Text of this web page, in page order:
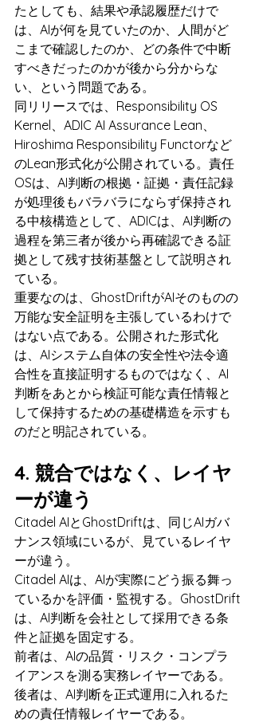
たとしても、結果や承認履歴だけで
は、AIが何を見ていたのか、人間がど
こまで確認したのか、どの条件で中断
すべきだったのかが後から分からな
い、という問題である。
同リリースでは、Responsibility OS
Kernel、ADIC AI Assurance Lean、
Hiroshima Responsibility Functorなど
のLean形式化が公開されている。責任
OSは、AI判断の根拠・証拠・責任記録
が処理後もバラバラにならず保持され
る中核構造として、ADICは、AI判断の
過程を第三者が後から再確認できる証
拠として残す技術基盤として説明され
ている。
重要なのは、GhostDriftがAIそのものの
万能な安全証明を主張しているわけで
はない点である。公開された形式化
は、AIシステム自体の安全性や法令適
合性を直接証明するものではなく、AI
判断をあとから検証可能な責任情報と
して保持するための基礎構造を示すも
のだと明記されている。
4. 競合ではなく、レイヤ
ーが違う
Citadel AIとGhostDriftは、同じAIガバ
ナンス領域にいるが、見ているレイヤ
ーが違う。
Citadel AIは、AIが実際にどう振る舞っ
ているかを評価・監視する。GhostDrift
は、AI判断を会社として採用できる条
件と証拠を固定する。
前者は、AIの品質・リスク・コンプラ
イアンスを測る実務レイヤーである。
後者は、AI判断を正式運用に入れるた
めの責任情報レイヤーである。